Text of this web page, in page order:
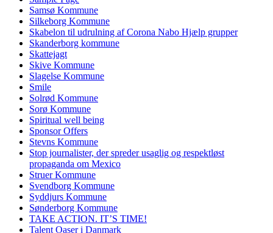
Samsø Kommune
Silkeborg Kommune
Skabelon til udrulning af Corona Nabo Hjælp grupper
Skanderborg kommune
Skattejagt
Skive Kommune
Slagelse Kommune
Smile
Solrød Kommune
Sorø Kommune
Spiritual well being
Sponsor Offers
Stevns Kommune
Stop journalister, der spreder usaglig og respektløst
propaganda om Mexico
Struer Kommune
Svendborg Kommune
Syddjurs Kommune
Sønderborg Kommune
TAKE ACTION. IT’S TIME!
Talent Oaser i Danmark